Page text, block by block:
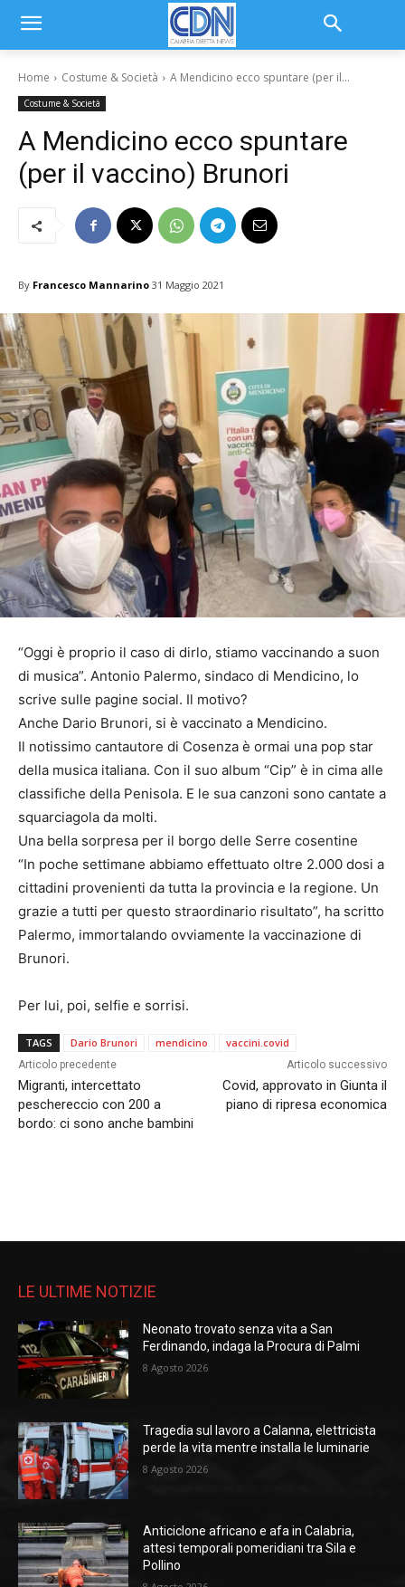
Home Costume & Società A Mendicino ecco spuntare (per il...
Costume & Società
A Mendicino ecco spuntare
(per il vaccino) Brunori
By Francesco Mannarino 31 Maggio 2021
“Oggi è proprio il caso di dirlo, stiamo vaccinando a suon
di musica”. Antonio Palermo, sindaco di Mendicino, lo
scrive sulle pagine social. Il motivo?
Anche Dario Brunori, si è vaccinato a Mendicino.
Il notissimo cantautore di Cosenza è ormai una pop star
della musica italiana. Con il suo album “Cip” è in cima alle
classifiche della Penisola. E le sua canzoni sono cantate a
squarciagola da molti.
Una bella sorpresa per il borgo delle Serre cosentine
“In poche settimane abbiamo effettuato oltre 2.000 dosi a
cittadini provenienti da tutta la provincia e la regione. Un
grazie a tutti per questo straordinario risultato”, ha scritto
Palermo, immortalando ovviamente la vaccinazione di
Brunori.
Per lui, poi, selfie e sorrisi.
TAGS Dario Brunori mendicino vaccini.covid
Articolo precedente
Migranti, intercettato
peschereccio con 200 a
bordo: ci sono anche bambini
Articolo successivo
Covid, approvato in Giunta il
piano di ripresa economica
LE ULTIME NOTIZIE
Neonato trovato senza vita a San
Ferdinando, indaga la Procura di Palmi
8 Agosto 2026
Tragedia sul lavoro a Calanna, elettricista
perde la vita mentre installa le luminarie
8 Agosto 2026
Anticiclone africano e afa in Calabria,
attesi temporali pomeridiani tra Sila e
Pollino